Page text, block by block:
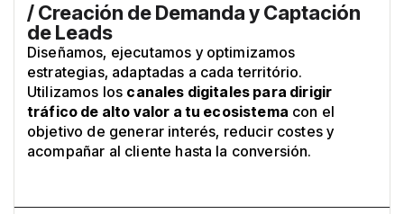
/ Creación de Demanda y Captación
de Leads
Diseñamos, ejecutamos y optimizamos
estrategias, adaptadas a cada território.
Utilizamos los canales digitales para dirigir
tráfico de alto valor a tu ecosistema con el
objetivo de generar interés, reducir costes y
acompañar al cliente hasta la conversión.